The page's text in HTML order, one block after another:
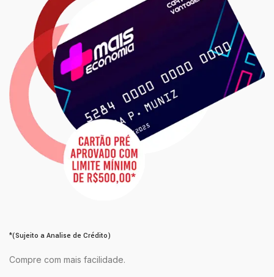
*(Sujeito a Analise de Crédito)
Compre com mais facilidade.